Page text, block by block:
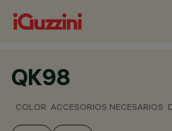
QK98
COLOR ACCESORIOS NECESARIOS